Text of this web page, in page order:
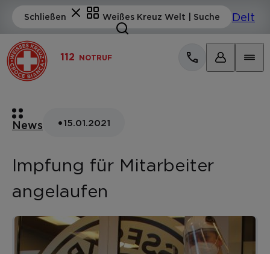
112 NOTRUF
News •15.01.2021
Impfung für Mitarbeiter
angelaufen